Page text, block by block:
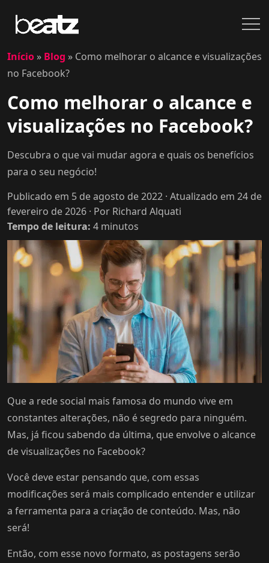
Início » Blog » Como melhorar o alcance e visualizações
no Facebook?
Como melhorar o alcance e
visualizações no Facebook?
Descubra o que vai mudar agora e quais os benefícios
para o seu negócio!
Publicado em 5 de agosto de 2022 · Atualizado em 24 de
fevereiro de 2026 · Por Richard Alquati
Tempo de leitura: 4 minutos
Que a rede social mais famosa do mundo vive em
constantes alterações, não é segredo para ninguém.
Mas, já ficou sabendo da última, que envolve o alcance
de visualizações no Facebook?
Você deve estar pensando que, com essas
modificações será mais complicado entender e utilizar
a ferramenta para a criação de conteúdo. Mas, não
será!
Então, com esse novo formato, as postagens serão